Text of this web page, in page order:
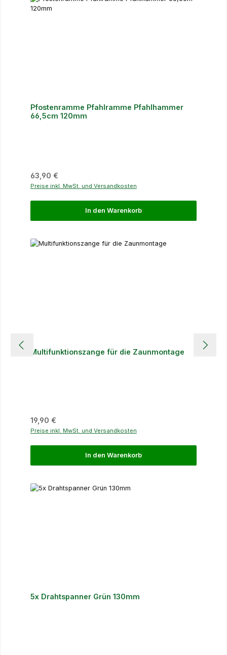
Pfostenramme Pfahlramme Pfahlhammer
66,5cm 120mm
Regulärer Preis:
63,90 €
Preise inkl. MwSt. und Versandkosten
In den Warenkorb
Multifunktionszange für die Zaunmontage
Regulärer Preis:
19,90 €
Preise inkl. MwSt. und Versandkosten
In den Warenkorb
5x Drahtspanner Grün 130mm